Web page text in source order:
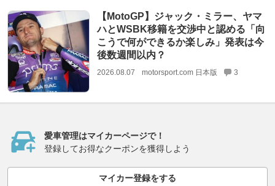
【MotoGP】ジャック・ミラー、ヤマ
ハとWSBK移籍を交渉中と認める「向
こうで何ができるか楽しみ」発表は今
後数週間以内？
2026.08.07 motorsport.com 日本版 3
愛車管理はマイカーページで！
登録してお得なクーポンを獲得しよう
マイカー登録をする